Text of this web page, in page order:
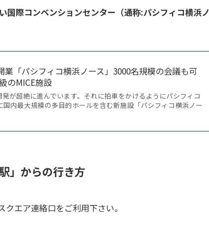
国際コンベンションセンター（通称:パシフィコ横浜ノ
業「パシフィコ横浜ノース」3000名規模の会議も可
のMICE施設
が超絶に進んでいます。それに拍車をかけるようにパシフィコ
国内最大規模の多目的ホールを含む新施設「パシフィコ横浜ノー
」からの行き方
エア連絡口をご利用下さい。